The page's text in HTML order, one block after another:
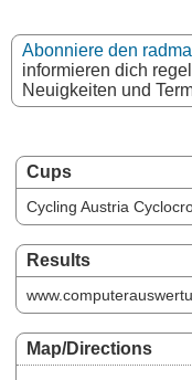
Cups
Cycling Austria
Results
Map/Directions
Abonniere den
informieren dich
Neuigkeiten und